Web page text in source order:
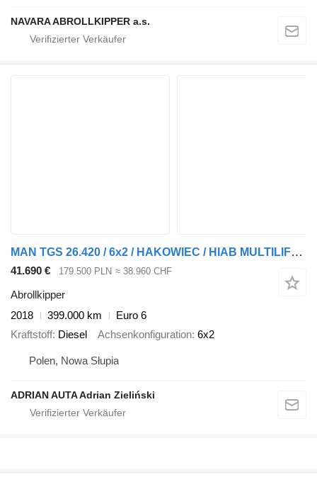
NAVARA ABROLLKIPPER a.s.
MAN TGS 26.420 / 6x2 / HAKOWIEC / HIAB MULTILIFT / EURO 6 NISKI PRZE
41.690 € 179.500 PLN ≈ 38.960 CHF
Abrollkipper
2018
399.000 km
Euro 6
Kraftstoff Diesel Achsenkonfiguration 6x2
Polen, Nowa Słupia
ADRIAN AUTA Adrian Zieliński